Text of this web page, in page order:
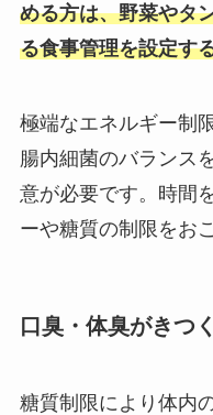
める方は、野菜やタ
る食事管理を設定す
極端なエネルギー制
腸内細菌のバランス
意が必要です。時間
ーや糖質の制限をお
口臭・体臭がきつ
糖質制限により体内